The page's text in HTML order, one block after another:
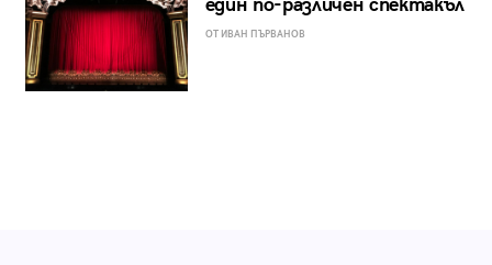
един по-различен спектакъл
ОТ ИВАН ПЪРВАНОВ